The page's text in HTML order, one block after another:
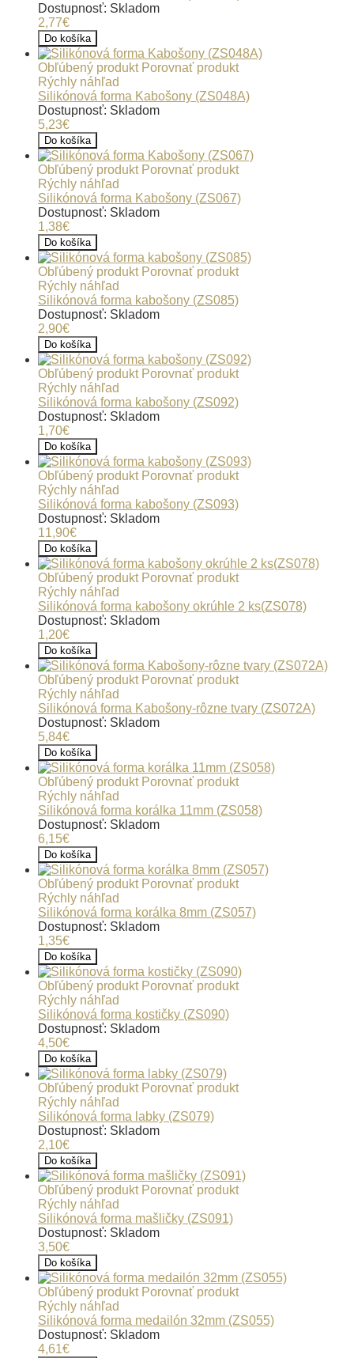
Dostupnosť: Skladom
2,77€
Do košíka
Obľúbený produkt Porovnať produkt
Rýchly náhľad
Silikónová forma Kabošony (ZS048A)
Dostupnosť: Skladom
5,23€
Do košíka
Obľúbený produkt Porovnať produkt
Rýchly náhľad
Silikónová forma Kabošony (ZS067)
Dostupnosť: Skladom
1,38€
Do košíka
Obľúbený produkt Porovnať produkt
Rýchly náhľad
Silikónová forma kabošony (ZS085)
Dostupnosť: Skladom
2,90€
Do košíka
Obľúbený produkt Porovnať produkt
Rýchly náhľad
Silikónová forma kabošony (ZS092)
Dostupnosť: Skladom
1,70€
Do košíka
Obľúbený produkt Porovnať produkt
Rýchly náhľad
Silikónová forma kabošony (ZS093)
Dostupnosť: Skladom
11,90€
Do košíka
Obľúbený produkt Porovnať produkt
Rýchly náhľad
Silikónová forma kabošony okrúhle 2 ks(ZS078)
Dostupnosť: Skladom
1,20€
Do košíka
Obľúbený produkt Porovnať produkt
Rýchly náhľad
Silikónová forma Kabošony-rôzne tvary (ZS072A)
Dostupnosť: Skladom
5,84€
Do košíka
Obľúbený produkt Porovnať produkt
Rýchly náhľad
Silikónová forma korálka 11mm (ZS058)
Dostupnosť: Skladom
6,15€
Do košíka
Obľúbený produkt Porovnať produkt
Rýchly náhľad
Silikónová forma korálka 8mm (ZS057)
Dostupnosť: Skladom
1,35€
Do košíka
Obľúbený produkt Porovnať produkt
Rýchly náhľad
Silikónová forma kostičky (ZS090)
Dostupnosť: Skladom
4,50€
Do košíka
Obľúbený produkt Porovnať produkt
Rýchly náhľad
Silikónová forma labky (ZS079)
Dostupnosť: Skladom
2,10€
Do košíka
Obľúbený produkt Porovnať produkt
Rýchly náhľad
Silikónová forma mašličky (ZS091)
Dostupnosť: Skladom
3,50€
Do košíka
Obľúbený produkt Porovnať produkt
Rýchly náhľad
Silikónová forma medailón 32mm (ZS055)
Dostupnosť: Skladom
4,61€